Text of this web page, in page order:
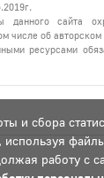
и сбора
работу с
данного сайта
числе об
ресурсами